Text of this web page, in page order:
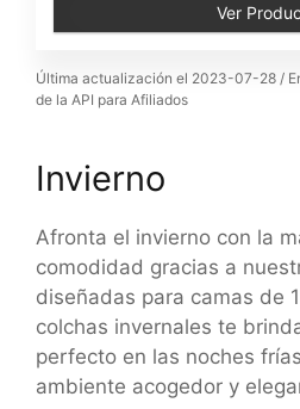
Ver
Última actualización el 2023-07-28 /
de la API para Afiliados
Invierno
Afronta el invierno con la
comodidad gracias a
diseñadas para camas de
colchas invernales te
perfecto en las noches
ambiente acogedor y